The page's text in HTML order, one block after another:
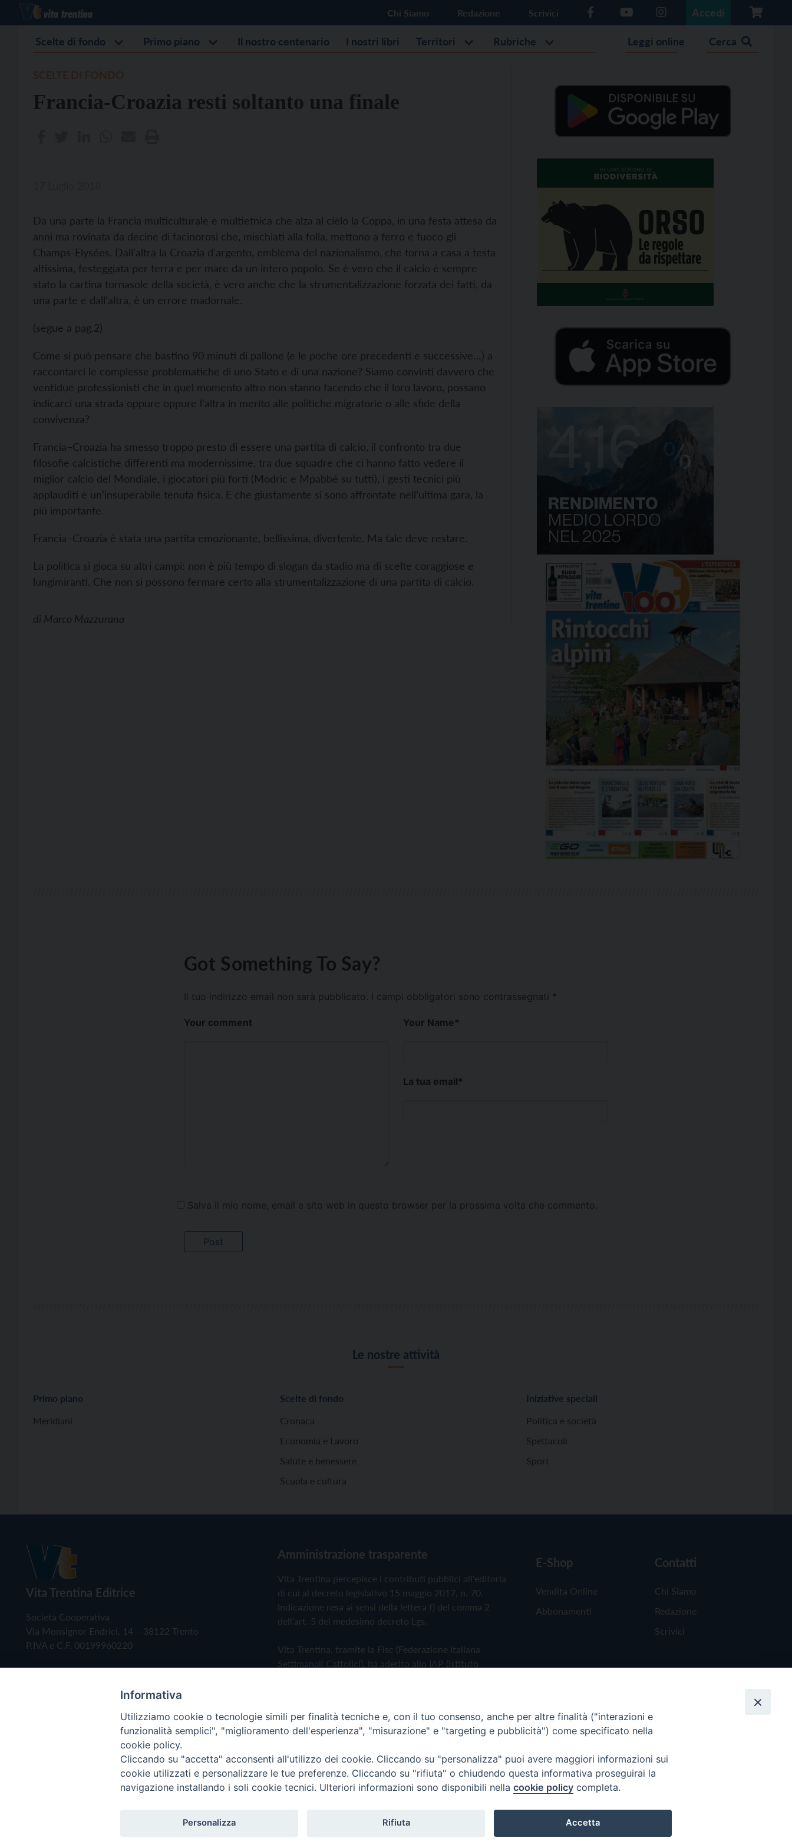
Chi Siamo Redazione Scrivici Accedi
Scelte di fondo Primo piano Il nostro centenario I nostri libri Territori Rubriche Leggi online Cerca
Francia-Croazia resti soltanto una finale
Da una parte la Francia multiculturale e multietnica che alza al cielo la Coppa, in una festa attesa da
anni ma rovinata da decine di facinorosi che, mischiati alla folla, mettono a ferro e fuoco gli
Champs-Elysées. Dall'altra la Croazia d'argento, emblema del nazionalismo, che torna a casa a testa
altissima, festeggiata per terra e per mare da un intero popolo. Se è vero che il calcio è sempre
stato la cartina tornasole della società, è vero anche che la strumentalizzazione forzata dei fatti, da
una parte e dall'altra, è un errore madornale.
(segue a pag.2)
Come si può pensare che bastino 90 minuti di pallone (e le poche ore precedenti e successive…) a
raccontarci le complesse problematiche di uno Stato e di una nazione? Siamo convinti davvero che
ventidue professionisti che in quel momento altro non stanno facendo che il loro lavoro, possano
indicarci una strada oppure oppure l'altra in merito alle politiche migratorie o alle sfide della
convivenza?
Francia–Croazia ha smesso troppo presto di essere una partita di calcio, il confronto tra due
filosofie calcistiche differenti ma modernissime, tra due squadre che ci hanno fatto vedere il
miglior calcio del Mondiale, i giocatori più forti (Modric e Mpabbé su tutti), i gesti tecnici più
applauditi e un’insuperabile tenuta fisica. E che giustamente si sono affrontate nell’ultima gara, la
più importante.
Francia–Croazia è stata una partita emozionante, bellissima, divertente. Ma tale deve restare.
La politica si gioca su altri campi: non è più tempo di slogan da stadio ma di scelte coraggiose e
lungimiranti. Che non si possono fermare certo alla strumentalizzazione di una partita di calcio.
di Marco Mazzurana
Got Something To Say?
Il tuo indirizzo email non sarà pubblicato. I campi obbligatori sono contrassegnati *
Your comment Your Name*
La tua email*
Salva il mio nome, email e sito web in questo browser per la prossima volta che commento.
Le nostre attività
Primo piano
Meridiani
Scelte di fondo
Cronaca
Economia e Lavoro
Salute e benessere
Scuola e cultura
Iniziative speciali
Politica e società
Spettacoli
Sport
Vita Trentina Editrice
Società Cooperativa
Via Monsignor Endrici, 14 – 38122 Trento
P.IVA e C.F. 00199960220
Amministrazione trasparente
Vita Trentina percepisce i contributi pubblici all'editoria
di cui al decreto legislativo 15 maggio 2017, n. 70.
Indicazione resa ai sensi della lettera f) del comma 2
dell'art. 5 del medesimo decreto Lgs.
Vita Trentina, tramite la Fisc (Federazione Italiana
Settimanali Cattolici), ha aderito allo IAP (Istituto
Privacy Policy Cookie Policy
E-Shop
Vendita Online
Abbonamenti
Contatti
Chi Siamo
Redazione
Scrivici
Copyright © 2019 - Tutti i diritti riservati - Vita Trentina Editrice
Informativa
Utilizziamo cookie o tecnologie simili per finalità tecniche e, con il tuo consenso, anche per altre finalità ("interazioni e
funzionalità semplici", "miglioramento dell'esperienza", "misurazione" e "targeting e pubblicità") come specificato nella
cookie policy.
Cliccando su "accetta" acconsenti all'utilizzo dei cookie. Cliccando su "personalizza" puoi avere maggiori informazioni sui
cookie utilizzati e personalizzare le tue preferenze. Cliccando su "rifiuta" o chiudendo questa informativa proseguirai la
navigazione installando i soli cookie tecnici. Ulteriori informazioni sono disponibili nella cookie policy completa.
Personalizza Rifiuta Accetta